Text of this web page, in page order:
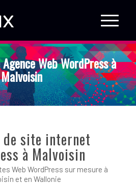
Web WordPress à
Malvoisin
de site internet
à Malvoisin
Web WordPress sur mesure à
et en Wallonie